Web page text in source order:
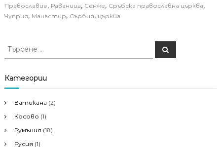
Православие, Раваница, Сенже, Сръбска православна църква,
Чуприя, Манастир, Сърбия, църква
Т
с
е
е
з
а
Т
ъ
е
Категории
Ватикана (2)
Косово (1)
Румъния (18)
Русия (1)